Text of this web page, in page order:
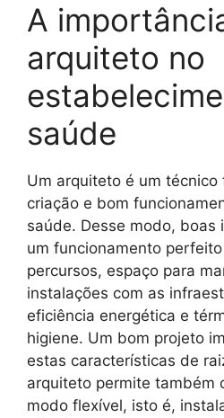
A
arquiteto no
saúde
Um arquiteto é um
criação e bom
saúde. Desse modo, boas
um funcionamento
percursos, espaço para
instalações com as
eficiência energética e
higiene. Um bom projeto
estas características de
arquiteto permite também
modo flexível, isto é,